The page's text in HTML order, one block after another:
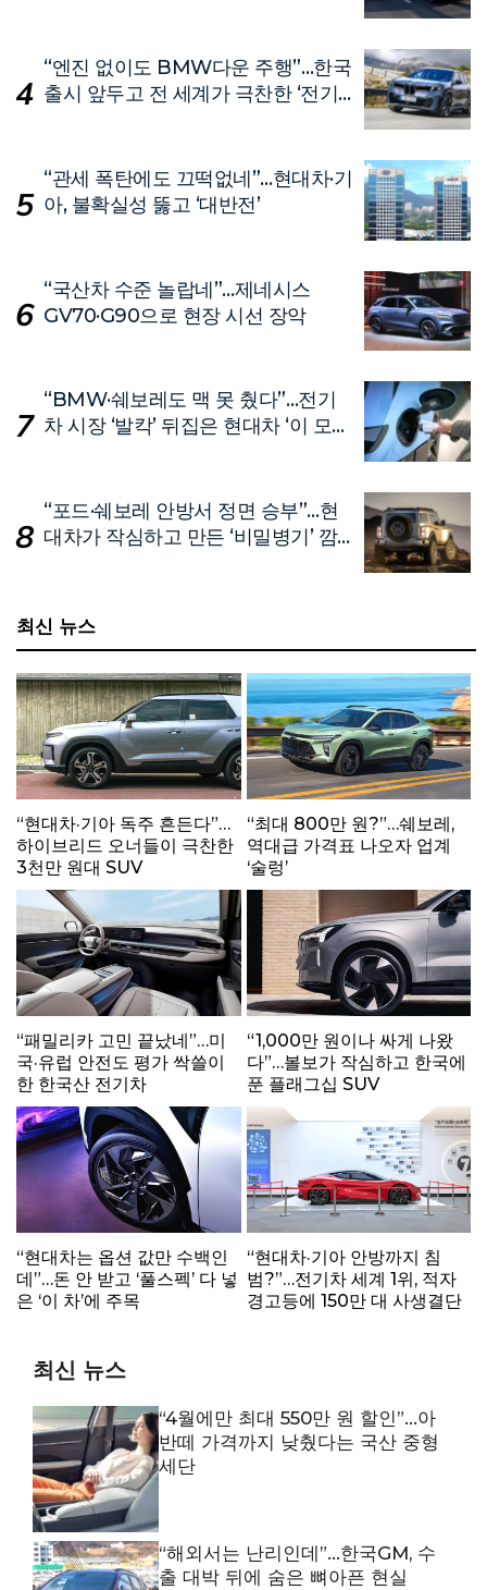
“엔진 없이도 BMW다운 주행”…한국
출시 앞두고 전 세계가 극찬한 ‘전기
“관세 폭탄에도 끄떡없네”…현대차·기
아, 불확실성 뚫고 ‘대반전’
“국산차 수준 놀랍네”…제네시스
GV70·G90으로 현장 시선 장악
“BMW·쉐보레도 맥 못 췄다”…전기
차 시장 ‘발칵’ 뒤집은 현대차 ‘이 모
“포드·쉐보레 안방서 정면 승부”…현
대차가 작심하고 만든 ‘비밀병기’ 깜
최신 뉴스
“현대차·기아 독주 흔든다”…
하이브리드 오너들이 극찬한
3천만 원대 SUV
“최대 800만 원?”…쉐보레,
역대급 가격표 나오자 업계
‘술렁’
“패밀리카 고민 끝났네”…미
국·유럽 안전도 평가 싹쓸이
한 한국산 전기차
“1,000만 원이나 싸게 나왔
다”…볼보가 작심하고 한국에
푼 플래그십 SUV
“현대차는 옵션 값만 수백인
데”…돈 안 받고 ‘풀스펙’ 다 넣
은 ‘이 차’에 주목
“현대차·기아 안방까지 침
범?”…전기차 세계 1위, 적자
경고등에 150만 대 사생결단
최신 뉴스
“4월에만 최대 550만 원 할인”…아
반떼 가격까지 낮췄다는 국산 중형
세단
“해외서는 난리인데”…한국GM, 수
출 대박 뒤에 숨은 뼈아픈 현실